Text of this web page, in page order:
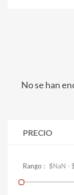
No se han
PRECIO